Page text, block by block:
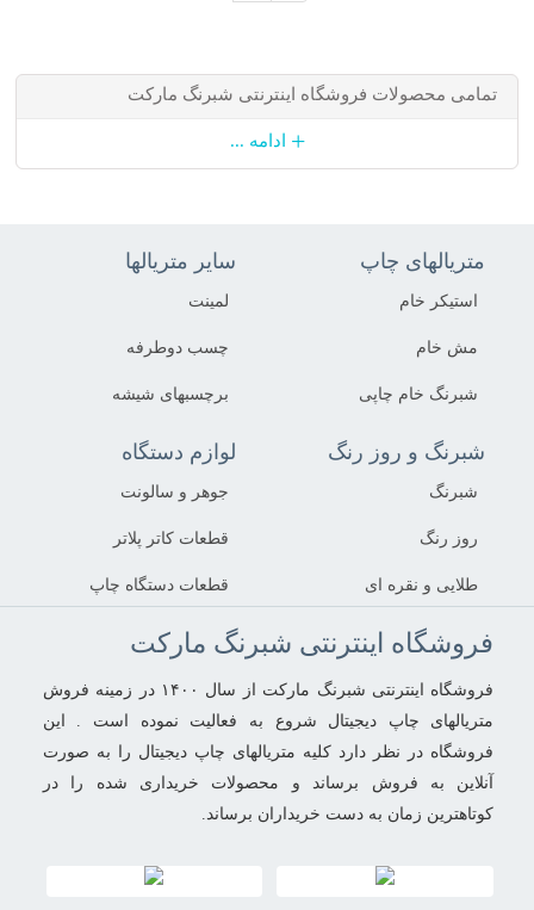
تمامی محصولات فروشگاه اینترنتی شبرنگ مارکت
+ ادامه ...
متریالهای چاپ
استیکر خام
مش خام
شبرنگ خام چاپی
سایر متریالها
لمینت
چسب دوطرفه
برچسبهای شیشه
شبرنگ و روز رنگ
شبرنگ
روز رنگ
طلایی و نقره ای
لوازم دستگاه
جوهر و سالونت
قطعات کاتر پلاتر
قطعات دستگاه چاپ
فروشگاه اینترنتی شبرنگ مارکت
فروشگاه اینترنتی شبرنگ مارکت از سال ۱۴۰۰ در زمینه فروش
متریالهای چاپ دیجیتال شروع به فعالیت نموده است . این
فروشگاه در نظر دارد کلیه متریالهای چاپ دیجیتال را به صورت
آنلاین به فروش برساند و محصولات خریداری شده را در
کوتاهترین زمان به دست خریداران برساند.